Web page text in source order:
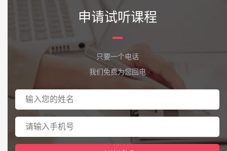
申请试听课程
只要一个电话
我们免费为您回电